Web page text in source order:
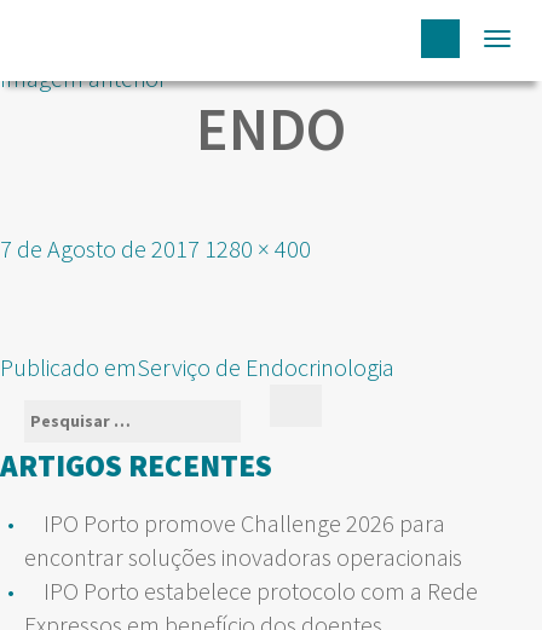
Imagem anterior
ENDO
Publicado
7 de Agosto de 2017 Tamanho
1280 × 400
NAVEGAÇÃO
ARTIGOS
Publicado emServiço de Endocrinologia
Pesquisar
por:
ARTIGOS RECENTES
IPO Porto promove Challenge 2026 para
encontrar soluções inovadoras operacionais
IPO Porto estabelece protocolo com a Rede
Expressos em benefício dos doentes